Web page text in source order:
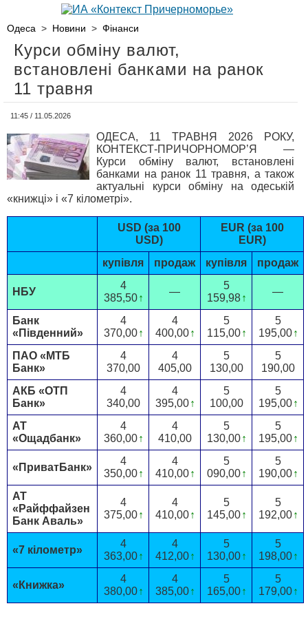
Одеса > Новини > Фінанси
Курси обміну валют,
встановлені банками на ранок
11 травня
11:45 / 11.05.2026
ОДЕСА, 11 ТРАВНЯ 2026 РОКУ,
КОНТЕКСТ-ПРИЧОРНОМОР’Я —
Курси обміну валют, встановлені
банками на ранок 11 травня, а також
актуальні курси обміну на одеській
«книжці» і «7 кілометрі».
USD (за 100
USD)
EUR (за 100
EUR)
купівля
продаж купівля продаж
НБУ
4
385,50 ↑
—
5
159,98 ↑
—
Банк
«Південний»
4
370,00 ↑
4
400,00 ↑
5
115,00 ↑
5
195,00 ↑
ПАО «МТБ
Банк»
4
370,00
4
405,00
5
130,00
5
190,00
АКБ «ОТП
Банк»
4
340,00
4
395,00 ↑
5
100,00
5
195,00 ↑
АТ
«Ощадбанк»
4
360,00 ↑
4
410,00
5
130,00 ↑
5
195,00 ↑
«ПриватБанк»
4
350,00 ↑
4
410,00 ↑
5
090,00 ↑
5
190,00 ↑
АТ
«Райффайзен
Банк Аваль»
4
375,00 ↑
4
410,00 ↑
5
145,00 ↑
5
192,00 ↑
«7 кілометр»
4
363,00 ↑
4
412,00 ↑
5
130,00 ↑
5
198,00 ↑
«Книжка»
4
380,00 ↑
4
385,00 ↑
5
165,00 ↑
5
179,00 ↑